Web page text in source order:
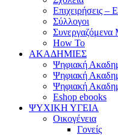
Επιχειρήσεις –
Σύλλογοι
Συνεργαζόμενα
How To
ΑΚΑΔΗΜΙΕΣ
Ψηφιακή
Ψηφιακή
Ψηφιακή
Eshop ebooks
ΨΥΧΙΚΗ ΥΓΕΙΑ
Οικογένεια
Γονείς